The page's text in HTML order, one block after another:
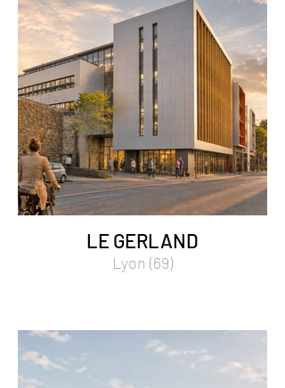
LE GERLAND
Lyon (69)